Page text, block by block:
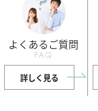
よくあるご質問
FAQ
詳しく見る